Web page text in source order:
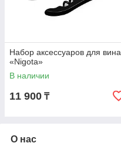
Набор аксессуаров для вина
«Nigota»
В наличии
11 900 ₸
О нас